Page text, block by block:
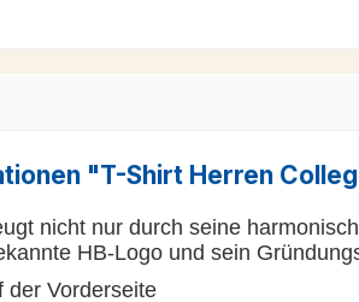
"T-Shirt Herren
nicht nur durch seine
HB-Logo und sein
der Vorderseite